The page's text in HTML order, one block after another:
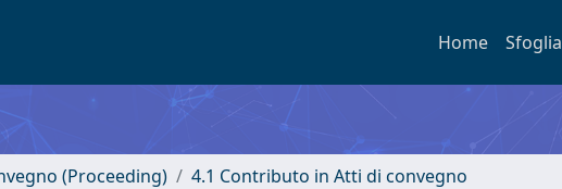
Home Sfoglia
(Proceeding) 4.1 Contributo in Atti di convegno